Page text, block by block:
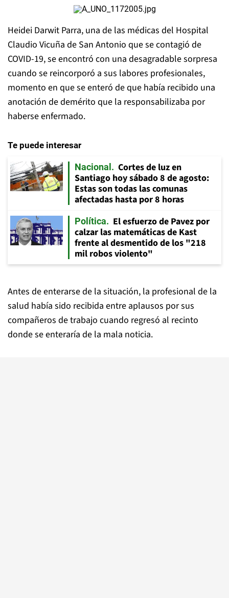
Heidei Darwit Parra, una de las médicas del Hospital
Claudio Vicuña de San Antonio que se contagió de
COVID-19, se encontró con una desagradable sorpresa
cuando se reincorporó a sus labores profesionales,
momento en que se enteró de que había recibido una
anotación de demérito que la responsabilizaba por
haberse enfermado.
Te puede interesar
Nacional
Cortes de luz en
Santiago hoy sábado 8 de agosto:
Estas son todas las comunas
afectadas hasta por 8 horas
Política
El esfuerzo de Pavez por
calzar las matemáticas de Kast
frente al desmentido de los "218
mil robos violento"
Antes de enterarse de la situación, la profesional de la
salud había sido recibida entre aplausos por sus
compañeros de trabajo cuando regresó al recinto
donde se enteraría de la mala noticia.